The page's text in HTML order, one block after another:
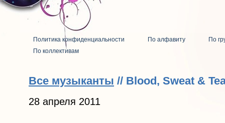
Политика конфиденциальности По алфавиту
По
По коллективам
Все музыканты // Blood, Sweat &
28 апреля 2011